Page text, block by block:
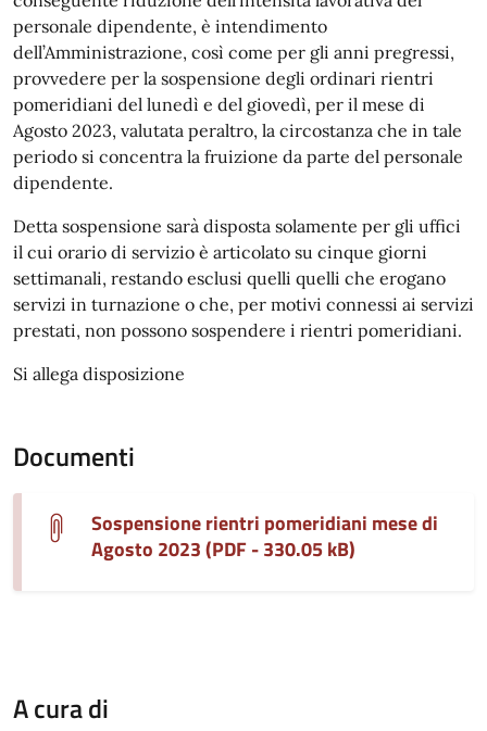
personale dipendente, è intendimento
dell’Amministrazione, così come per gli anni pregressi,
provvedere per la sospensione degli ordinari rientri
pomeridiani del lunedì e del giovedì, per il mese di
Agosto 2023, valutata peraltro, la circostanza che in tale
periodo si concentra la fruizione da parte del personale
dipendente.
Detta sospensione sarà disposta solamente per gli uffici
il cui orario di servizio è articolato su cinque giorni
settimanali, restando esclusi quelli quelli che erogano
servizi in turnazione o che, per motivi connessi ai servizi
prestati, non possono sospendere i rientri pomeridiani.
Si allega disposizione
Documenti
Sospensione rientri pomeridiani mese di
Agosto 2023 (PDF - 330.05 kB)
A cura di